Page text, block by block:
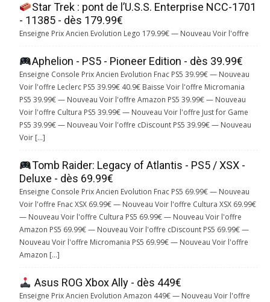
Star Trek : pont de l’U.S.S. Enterprise NCC-1701
- 11385 - dès 179.99€
Enseigne Prix Ancien Evolution Lego 179.99€ — Nouveau Voir l'offre
Aphelion - PS5 - Pioneer Edition - dès 39.99€
Enseigne Console Prix Ancien Evolution Fnac PS5 39.99€ — Nouveau
Voir l'offre Leclerc PS5 39.99€ 40.9€ Baisse Voir l'offre Micromania
PS5 39.99€ — Nouveau Voir l'offre Amazon PS5 39.99€ — Nouveau
Voir l'offre Cultura PS5 39.99€ — Nouveau Voir l'offre Just for Game
PS5 39.99€ — Nouveau Voir l'offre cDiscount PS5 39.99€ — Nouveau
Voir […]
Tomb Raider: Legacy of Atlantis - PS5 / XSX -
Deluxe - dès 69.99€
Enseigne Console Prix Ancien Evolution Fnac PS5 69.99€ — Nouveau
Voir l'offre Fnac XSX 69.99€ — Nouveau Voir l'offre Cultura XSX 69.99€
— Nouveau Voir l'offre Cultura PS5 69.99€ — Nouveau Voir l'offre
Amazon PS5 69.99€ — Nouveau Voir l'offre cDiscount PS5 69.99€ —
Nouveau Voir l'offre Micromania PS5 69.99€ — Nouveau Voir l'offre
Amazon […]
Asus ROG Xbox Ally - dès 449€
Enseigne Prix Ancien Evolution Amazon 449€ — Nouveau Voir l'offre